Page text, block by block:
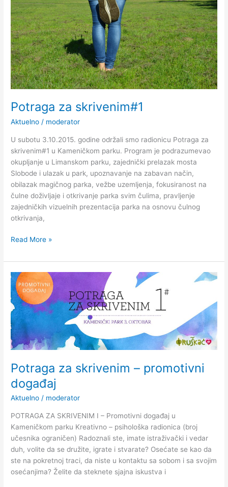
Potraga za skrivenim#1
Aktuelno / moderator
U subotu 3.10.2015. godine održali smo radionicu Potraga za
skrivenim#1 u Kameničkom parku. Program je podrazumevao
okupljanje u Limanskom parku, zajednički prelazak mosta
Slobode i ulazak u park, upoznavanje na zabavan način,
obilazak magičnog parka, vežbe uzemljenja, fokusiranost na
čulne doživljaje i otkrivanje parka svim čulima, pravljenje
zajedničkih vizuelnih prezentacija parka na osnovu čulnog
otkrivanja,
Read More »
Potraga za skrivenim – promotivni
događaj
Aktuelno / moderator
POTRAGA ZA SKRIVENIM I – Promotivni događaj u
Kameničkom parku Kreativno – psihološka radionica (broj
učesnika ograničen) Radoznali ste, imate istraživački i vedar
duh, volite da se družite, igrate i stvarate? Osećate se kao da
ste na pokretnoj traci, da niste u kontaktu sa sobom i sa svojim
osećanjima? Želite da steknete sjajna iskustva i
Potraga
za
skrivenim
–
promotivni
događaj